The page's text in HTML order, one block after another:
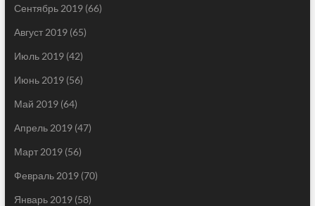
Сентябрь 2019(66)
Август 2019(65)
Июль 2019(42)
Июнь 2019(56)
Май 2019(64)
Апрель 2019(47)
Март 2019(56)
Февраль 2019(70)
Январь 2019(58)